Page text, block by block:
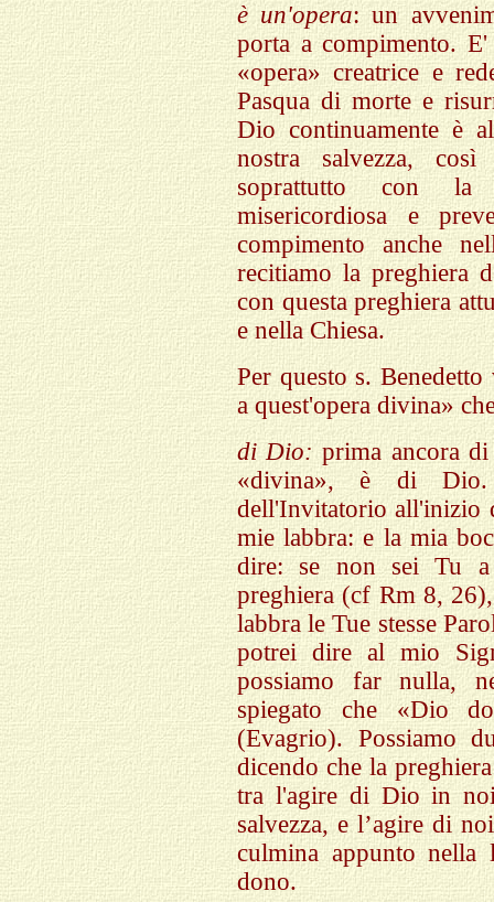
è un'opera: un
porta a compimento.
«opera» creatrice e
Pasqua di morte e
Dio continuamente è
nostra salvezza,
soprattutto con la
misericordiosa e
compimento anche
recitiamo la preghiera
con questa preghiera
e nella Chiesa.
Per questo s.
a quest'opera divina»
di Dio: prima ancora di
«divina», è di
dell'Invitatorio all'inizio
mie labbra: e la mia
dire: se non sei Tu
preghiera (cf Rm 8,
labbra le Tue stesse
potrei dire al mio
possiamo far nulla,
spiegato che «Dio
(Evagrio). Possiamo
dicendo che la
tra l'agire di Dio in
salvezza, e l’agire di
culmina appunto nella
dono.